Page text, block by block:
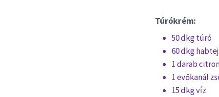
Túrókrém:
50 dkg túró
60 dkg
1 darab
1 evőkanál
15 dkg víz